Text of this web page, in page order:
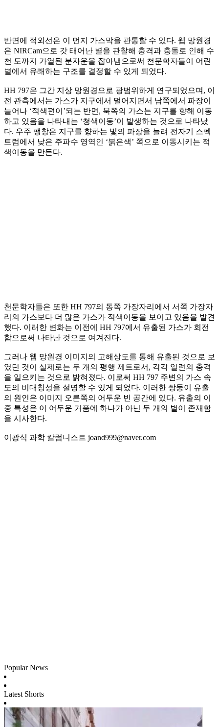
반면에 적외선은 이 먼지 가스막을 관통할 수 있다. 웹 망원경
은 NIRCam으로 갓 태어난 별을 관찰해 충격과 충돌로 인해 수
천 도까지 가열된 분자운을 잡아냄으로써 천문학자들이 어린
별에서 유래하는 구조를 결정할 수 있게 되었다.
HH 797은 그간 지상 망원경으로 광범위하게 연구되었으며, 이
전 관측에서는 가스가 지구에서 멀어지면서 남쪽에서 파장이
늘어나 ‘적색편이’되는 반면, 북쪽의 가스는 지구를 향해 이동
하고 있음을 나타내는 ‘청색이동’이 발생하는 것으로 나타났
다. 우주 팽창은 지구를 향하는 빛의 파장을 늘려 전자기 스펙
트럼에서 낮은 주파수 영역인 ‘붉은색’ 쪽으로 이동시키는 적
색이동을 만든다.
천문학자들은 또한 HH 797의 동쪽 가장자리에서 서쪽 가장자
리의 가스보다 더 많은 가스가 적색이동을 보이고 있음을 발견
했다. 이러한 변화는 이전에 HH 797에서 유출된 가스가 회전
함으로써 나타난 것으로 여겨진다.
그러나 웹 망원경 이미지의 고해상도를 통해 유출된 것으로 보
였던 것이 실제로는 두 개의 평행 제트로서, 각각 일련의 충격
을 일으키는 것으로 밝혀졌다. 이로써 HH 797 주변의 가스 속
도의 비대칭성을 설명할 수 있게 되었다. 이러한 쌍둥이 유출
의 원인은 이미지 오른쪽의 어두운 빈 공간에 있다. 유출의 이
중 특성은 이 어두운 거품에 하나가 아닌 두 개의 별이 존재함
을 시사한다.
이광식 과학 칼럼니스트 joand999@naver.com
Popular News
Latest Shorts